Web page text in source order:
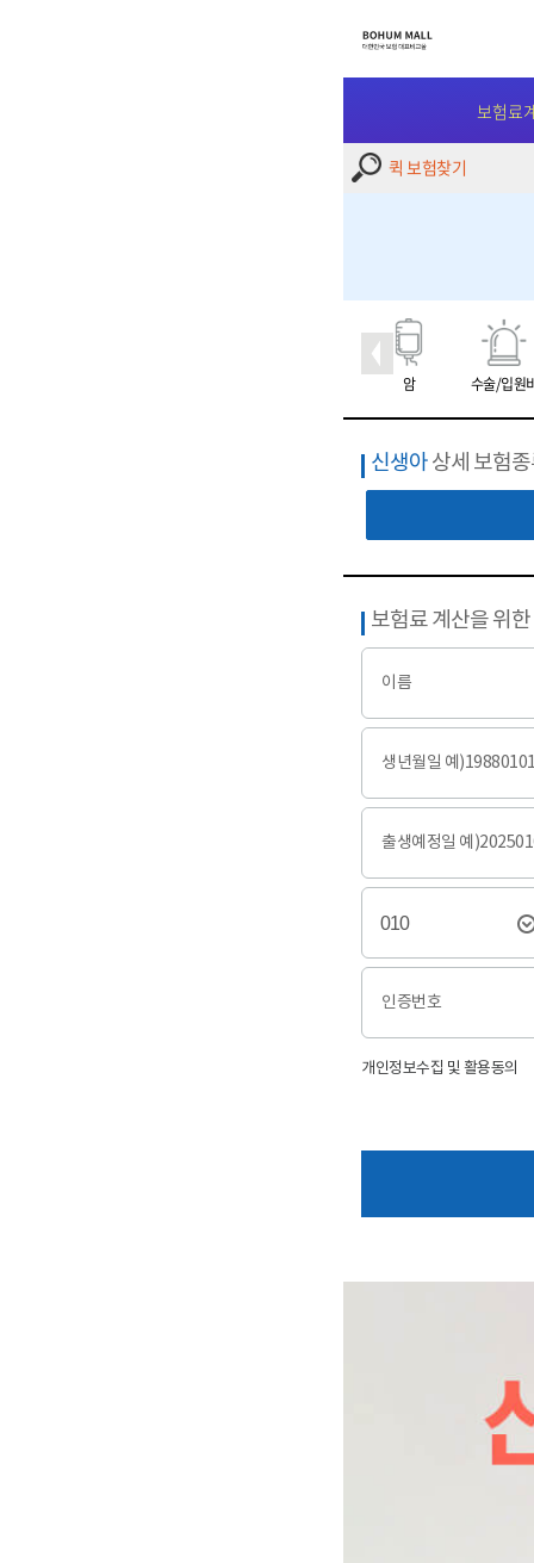
보험료
퀵 보험찾기
암 수술/입원
신생아상세 보험
보험료 계산을 위
이름
생년월일 예
출생예정일 예
인증번호
개인정보수집 및 활용동의